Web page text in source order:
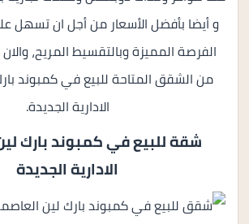
و أيضا بأفضل الأسعار من أجل ان تسهل
الفرصة المميزة وبالتقسيط المريح،
من الشقق المتاحة للبيع في كمبوند
الادارية الجديدة.
شقة للبيع فيكمبوند بارك
الادارية الجديدة